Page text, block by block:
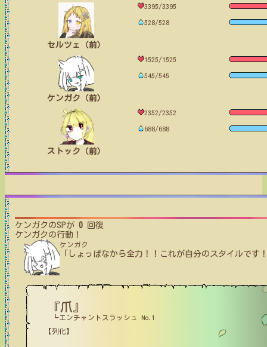
セルツェ（前）
3395/3395
528/528
ケンガク（前）
1525/1525
545/545
ストック（前）
2352/2352
688/688
ケンガク のSPが 0 回復
ケンガク の行動！
ケンガク
「しょっぱなから全力！！これが自分のスタイルです
『爪』
┗エンチャントスラッシュ No.1
【列化】